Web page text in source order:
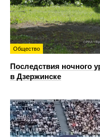
Общество
Последствия ночного
в Дзержинске